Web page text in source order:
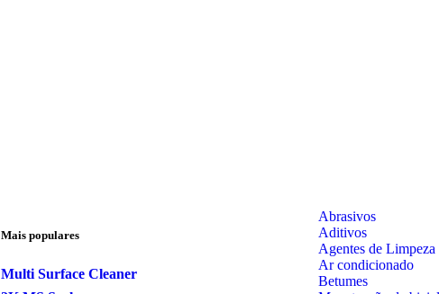
Mais populares
Multi Surface Cleaner
Abrasivos
Aditivos
Agentes de Limpeza
Ar condicionado
Betumes